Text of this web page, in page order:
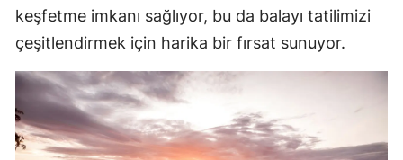
keşfetme imkanı sağlıyor, bu da balayı tatilimizi
çeşitlendirmek için harika bir fırsat sunuyor.